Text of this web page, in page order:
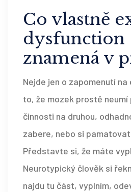
Co vlastně
dysfunction
znamená v
Nejde jen o zapomenutí
to, že mozek prostě
činnosti na druhou,
zabere, nebo si
Představte si, že máte
Neurotypický člověk si
najdu tu část, vyplním,